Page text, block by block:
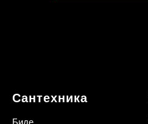
Сантехника
Биде